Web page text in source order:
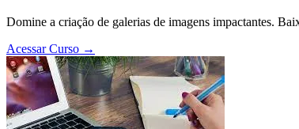
Domine a criação de galerias de imagens impactantes.
Acessar Curso →